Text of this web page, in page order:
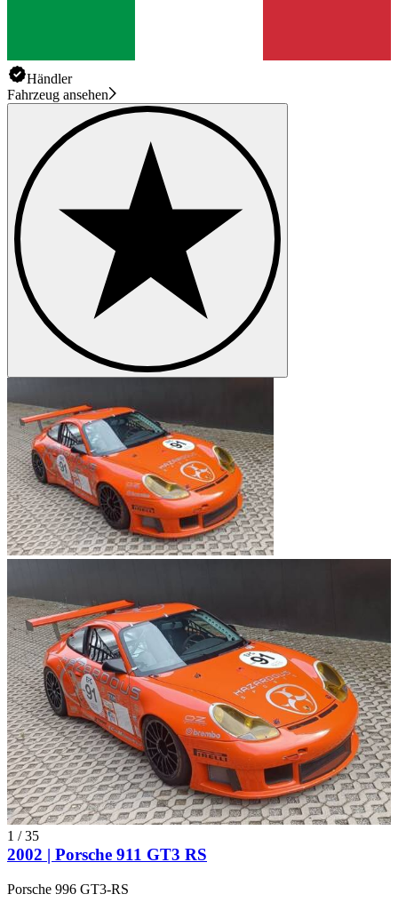
Händler
Fahrzeug ansehen
1 /35
2002 | Porsche 911 GT3 RS
Porsche 996 GT3-RS